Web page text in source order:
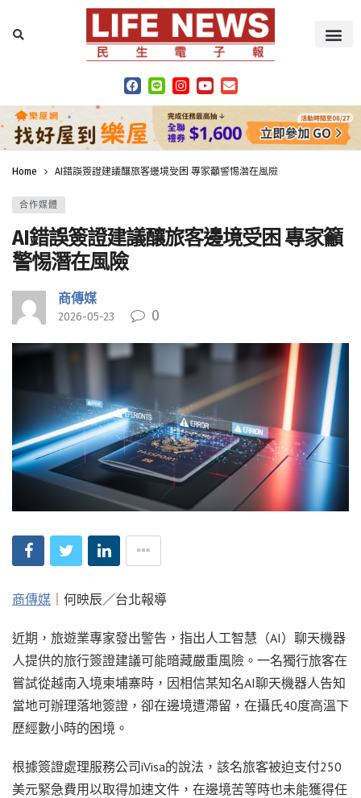
Home AI錯誤簽證建議釀旅客邊境受困 專家籲警惕潛在風險
合作媒體
AI錯誤簽證建議釀旅客邊境受困 專家籲
警惕潛在風險
商傳媒
2026-05-23 0
商傳媒 ｜何映辰／台北報導
近期，旅遊業專家發出警告，指出人工智慧（AI）聊天機器
人提供的旅行簽證建議可能暗藏嚴重風險。一名獨行旅客在
嘗試從越南入境柬埔寨時，因相信某知名AI聊天機器人告知
當地可辦理落地簽證，卻在邊境遭滯留，在攝氏40度高溫下
歷經數小時的困境。
根據簽證處理服務公司iVisa的說法，該名旅客被迫支付250
美元緊急費用以取得加速文件，在邊境苦等時也未能獲得任